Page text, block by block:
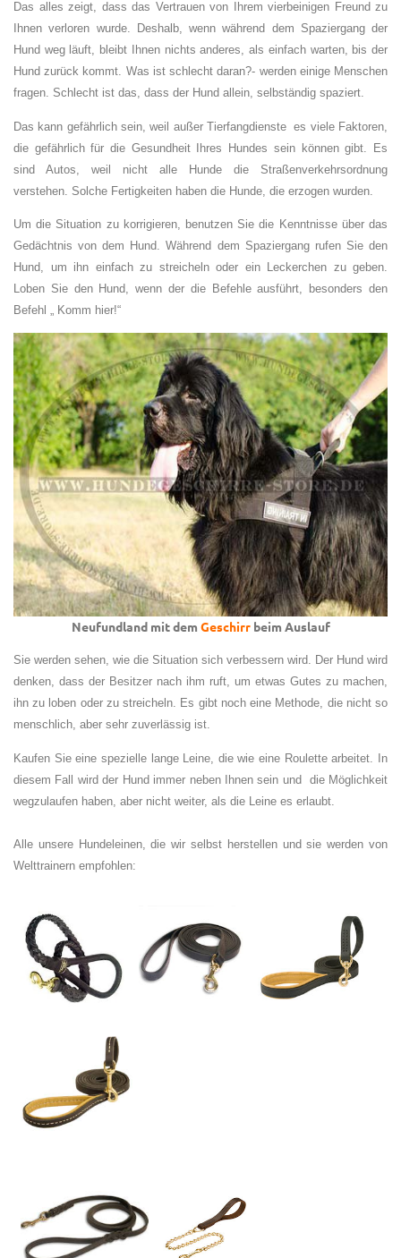
Das alles zeigt, dass das Vertrauen von Ihrem vierbeinigen Freund zu
Ihnen verloren wurde. Deshalb, wenn während dem Spaziergang der
Hund weg läuft, bleibt Ihnen nichts anderes, als einfach warten, bis der
Hund zurück kommt. Was ist schlecht daran?- werden einige Menschen
fragen. Schlecht ist das, dass der Hund allein, selbständig spaziert.
Das kann gefährlich sein, weil außer Tierfangdienste es viele Faktoren,
die gefährlich für die Gesundheit Ihres Hundes sein können gibt. Es
sind Autos, weil nicht alle Hunde die Straßenverkehrsordnung
verstehen. Solche Fertigkeiten haben die Hunde, die erzogen wurden.
Um die Situation zu korrigieren, benutzen Sie die Kenntnisse über das
Gedächtnis von dem Hund. Während dem Spaziergang rufen Sie den
Hund, um ihn einfach zu streicheln oder ein Leckerchen zu geben.
Loben Sie den Hund, wenn der die Befehle ausführt, besonders den
Befehl „ Komm hier!“
Neufundland mit dem Geschirrbeim Auslauf
Sie werden sehen, wie die Situation sich verbessern wird. Der Hund wird
denken, dass der Besitzer nach ihm ruft, um etwas Gutes zu machen,
ihn zu loben oder zu streicheln. Es gibt noch eine Methode, die nicht so
menschlich, aber sehr zuverlässig ist.
Kaufen Sie eine spezielle lange Leine, die wie eine Roulette arbeitet. In
diesem Fall wird der Hund immer neben Ihnen sein und die Möglichkeit
wegzulaufen haben, aber nicht weiter, als die Leine es erlaubt.
Alle unsere Hundeleinen, die wir selbst herstellen und sie werden von
Welttrainern empfohlen: